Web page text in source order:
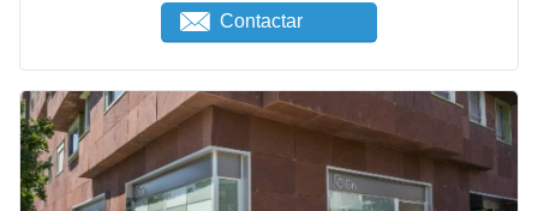
Contactar